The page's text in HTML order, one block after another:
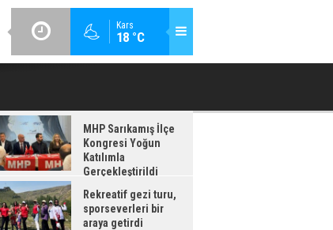
Kars
18 °C
GSB SPOR OKULLARI'NDA FUTBOL ANTRENMANLARI SÜRÜYOR
MHP Sarıkamış İlçe
Kongresi Yoğun
Katılımla
Gerçekleştirildi
Rekreatif gezi turu,
sporseverleri bir
araya getirdi